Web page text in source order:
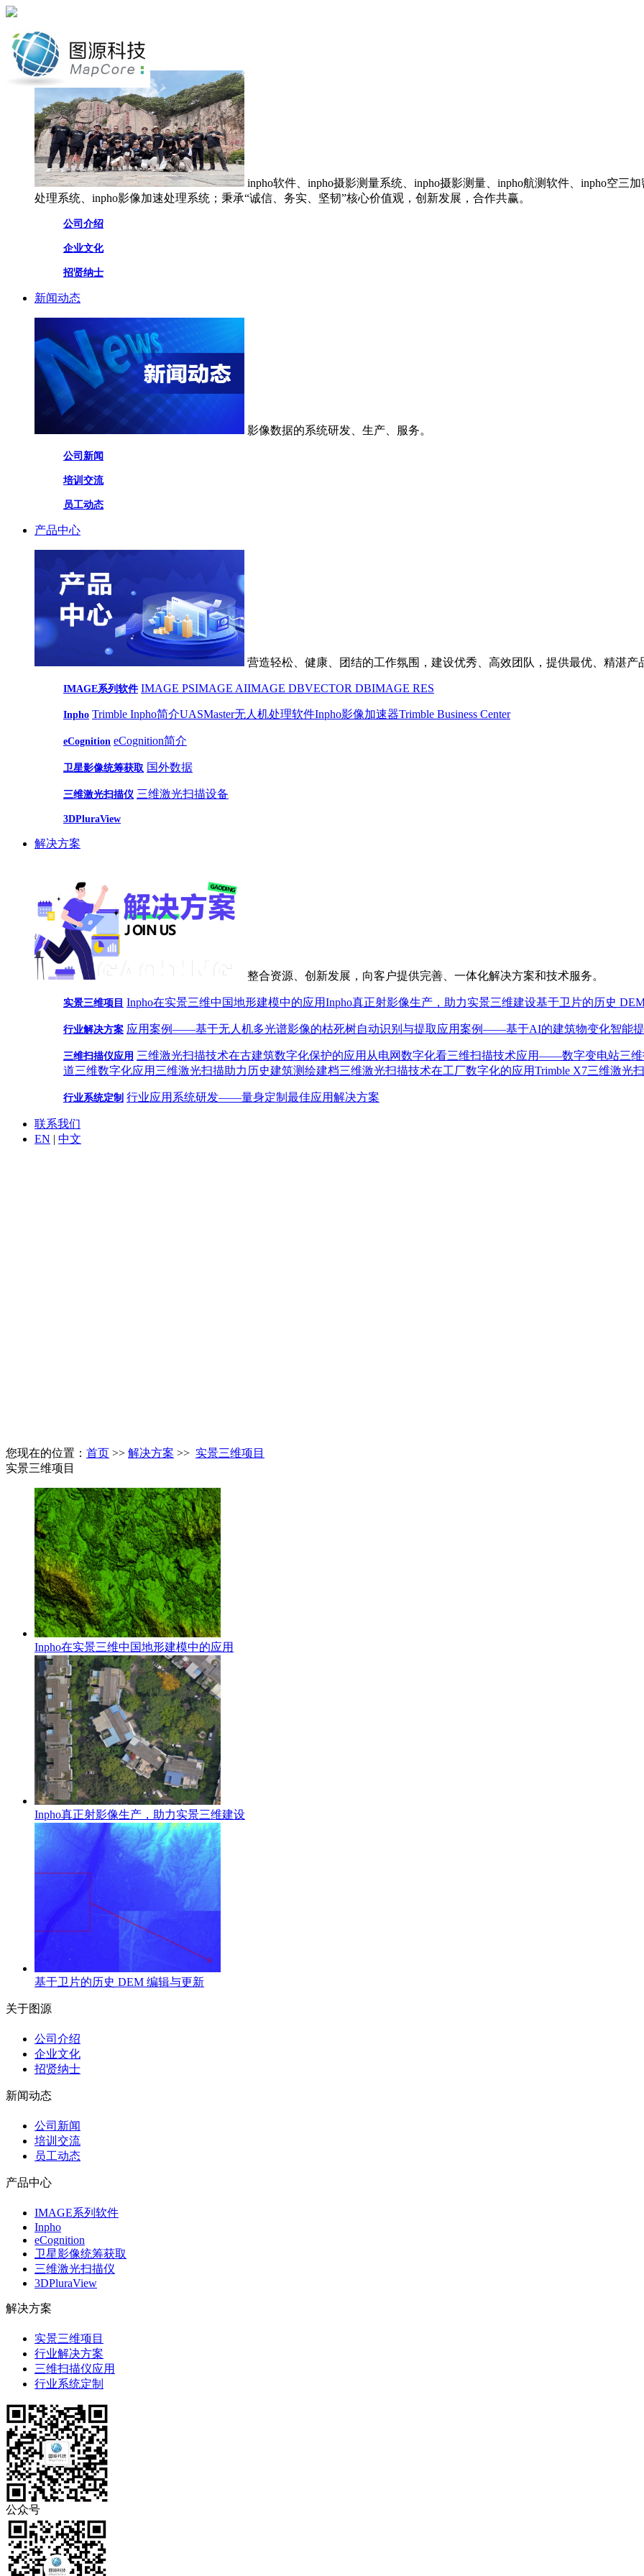
网站首页
关于图源
inpho软件、inpho摄影测量系统、inpho摄影测量、inpho航测软件、inpho空三
处理系统、inpho影像加速处理系统；秉承“诚信、务实、坚韧”核心价值观，创新发展，合作共赢。
公司介绍
企业文化
招贤纳士
新闻动态
影像数据的系统研发、生产、服务。
公司新闻
培训交流
员工动态
产品中心
营造轻松、健康、团结的工作氛围，建设优秀、高效团队，提供最优、精湛产
IMAGE系列软件 IMAGE PSIMAGE AIIMAGE DBVECTOR DBIMAGE RES
Inpho Trimble Inpho简介UASMaster无人机处理软件Inpho影像加速器Trimble Business Center
eCognition eCognition简介
卫星影像统筹获取 国外数据
三维激光扫描仪 三维激光扫描设备
3DPluraView
解决方案
整合资源、创新发展，向客户提供完善、一体化解决方案和技术服务。
实景三维项目 Inpho在实景三维中国地形建模中的应用Inpho真正射影像生产，助力实景三维建设基于卫片的历史
行业解决方案 应用案例——基于无人机多光谱影像的枯死树自动识别与提取应用案例——基于AI的建筑物变化智能
三维扫描仪应用 三维激光扫描技术在古建筑数字化保护的应用 从电网数字化看三维扫描技术应用——数字变电站三
道三维数字化应用 三维激光扫描助力历史建筑测绘建档三维激光扫描技术在工厂数字化的应用Trimble X7三维激光
行业系统定制 行业应用系统研发——量身定制最佳应用解决方案
联系我们
EN | 中文
您现在的位置： 首页 >> 解决方案 >> 实景三维项目
实景三维项目
Inpho在实景三维中国地形建模中的应用
Inpho真正射影像生产，助力实景三维建设
基于卫片的历史 DEM 编辑与更新
关于图源
公司介绍
企业文化
招贤纳士
新闻动态
公司新闻
培训交流
员工动态
产品中心
IMAGE系列软件
Inpho
eCognition
卫星影像统筹获取
三维激光扫描仪
3DPluraView
解决方案
实景三维项目
行业解决方案
三维扫描仪应用
行业系统定制
公众号